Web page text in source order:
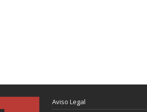
Aviso Legal